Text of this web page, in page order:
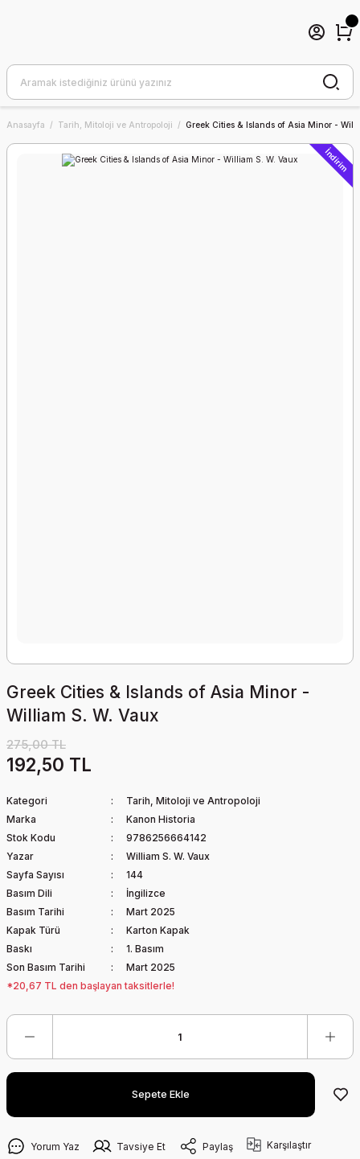
Anasayfa Tarih, Mitoloji ve Antropoloji Greek Cities & Islands of Asia Minor -
İndirim
Greek Cities & Islands of Asia Minor -
William S. W. Vaux
275,00 TL
192,50 TL
Kategori
Tarih, Mitoloji ve Antropoloji
Marka
Kanon Historia
Stok Kodu
9786256664142
Yazar
William S. W. Vaux
Sayfa Sayısı
144
Basım Dili
İngilizce
Basım Tarihi
Mart 2025
Kapak Türü
Karton Kapak
Baskı
1. Basım
Son Basım Tarihi
Mart 2025
*20,67 TL den başlayan taksitlerle!
Sepete Ekle
Yorum Yaz Tavsiye Et Paylaş Karşılaştır